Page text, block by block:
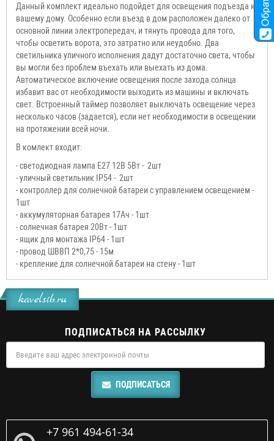
Данный комплект идеально подойдет для освещения подъезда к
вашему дому. Особенно если въезд в дом расположен далеко от
основной линии электропередач, и тянуть провода для того,
чтобы осветить ворота, это затратно или неудобно. Два
светильника уличного исполнения дадут достаточно света, чтобы
вы могли без проблем въехать или выехать из дома.
Автоматическое включение освещения после захода солнца
избавит вас от необходимости выходить из машины и включать
свет. Встроенный таймер позволяет выключать освещение через
несколько часов (задается), если нет необходимости в освещении
на протяжении всей ночи.
В комлект входит:
- светодиодная лампа Е27 12В 5Вт - 2шт
- уличный светильник IP54 - 2шт
- контроллер для солнечной батареи с управлением освещением -
1шт
- аккумуляторная батарея 17Ач - 1шт
- солнечная батарея 20Вт - 1шт
- ящик для монтажа IP64 - 1шт
- провод ШВВП 2*0,75 - 15м
- крепление для солнечной батареи на стену - 1шт
kavelsib.ru
ПОДПИСАТЬСЯ НА РАССЫЛКУ
ПОДПИСАТЬСЯ
+7 961 494-61-34